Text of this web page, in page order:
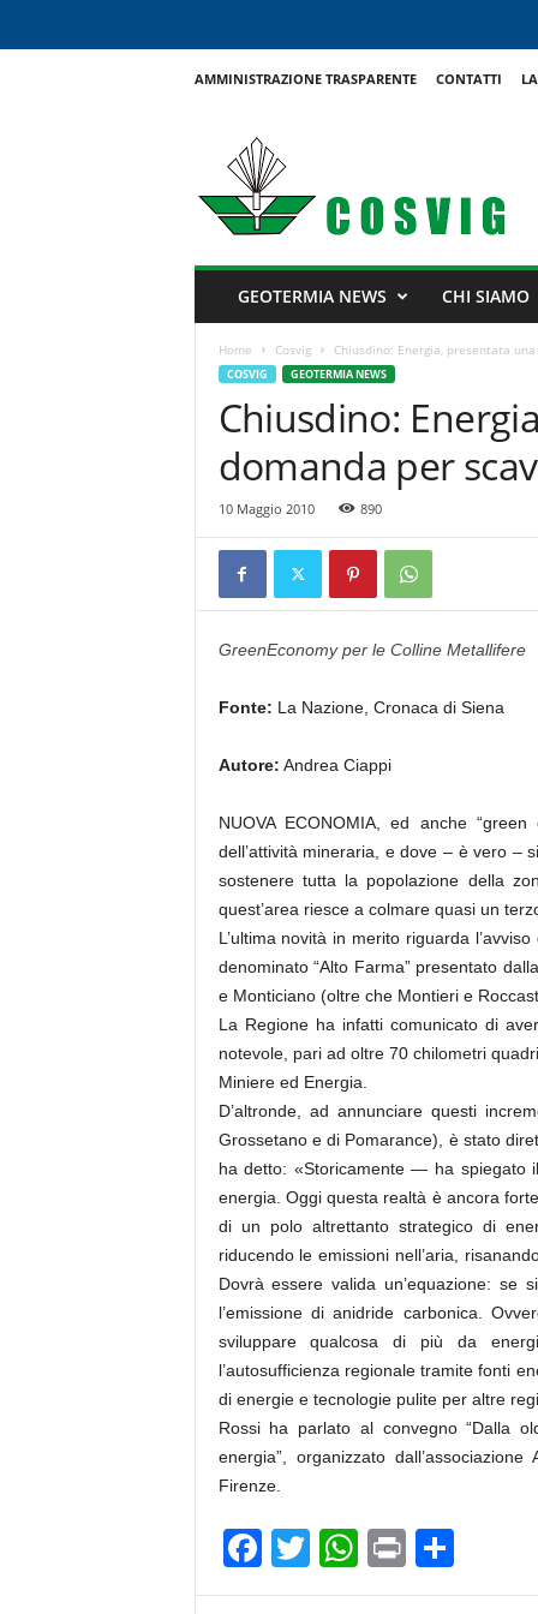
AMMINISTRAZIONE TRASPARENTE CONTATTI
GEOTERMIA NEWS CHI SIAMO
Home Cosvig Chiusdino: Energia, presentata
COSVIG GEOTERMIA NEWS
Chiusdino:
domanda per
10 Maggio 2010 890
GreenEconomy per le Colline Metallifere
Fonte: La Nazione, Cronaca di Siena
Autore: Andrea Ciappi
NUOVA ECONOMIA, ed anche
dell’attività mineraria, e dove – è vero –
sostenere tutta la popolazione della
quest’area riesce a colmare quasi un
L’ultima novità in merito riguarda
denominato “Alto Farma” presentato
e Monticiano (oltre che Montieri e
La Regione ha infatti comunicato di
notevole, pari ad oltre 70 chilometri
Miniere ed Energia.
D’altronde, ad annunciare questi
Grossetano e di Pomarance), è stato
ha detto: «Storicamente — ha
energia. Oggi questa realtà è ancora
di un polo altrettanto strategico di
riducendo le emissioni nell’aria,
Dovrà essere valida un’equazione: se
l’emissione di anidride carbonica.
sviluppare qualcosa di più da
l’autosufficienza regionale tramite fonti
di energie e tecnologie pulite per altre
Rossi ha parlato al convegno “Dalla
energia”, organizzato
Firenze.
F
a
T
wi
W
h
Pr
in o